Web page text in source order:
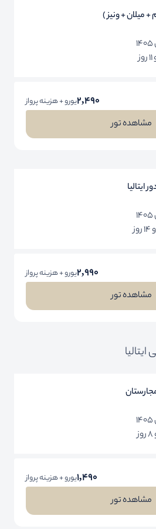
+ میلان + ونیز )
2,490یورو + هزینه پرواز
مشاهده تور
ایتالیا
2,990یورو + هزینه پرواز
مشاهده تور
مجارستان
1,490یورو + هزینه پرواز
مشاهده تور